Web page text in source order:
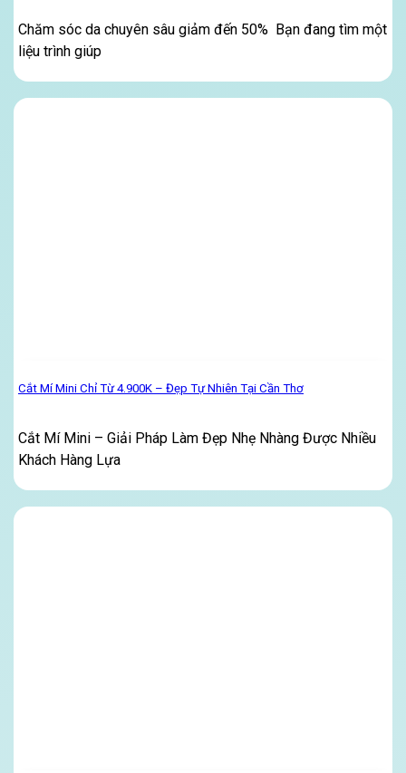
Chăm sóc da chuyên sâu giảm đến 50% Bạn đang tìm một
liệu trình giúp
Cắt Mí Mini Chỉ Từ 4.900K – Đẹp Tự Nhiên Tại Cần Thơ
Cắt Mí Mini – Giải Pháp Làm Đẹp Nhẹ Nhàng Được Nhiều
Khách Hàng Lựa